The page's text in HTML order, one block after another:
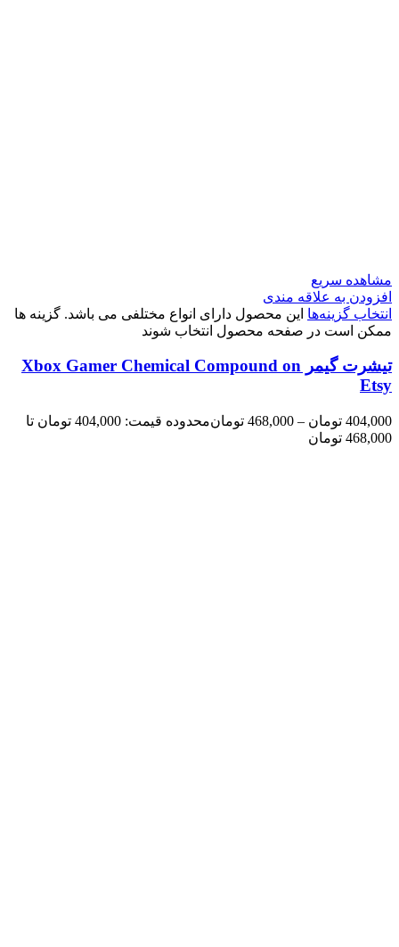
مشاهده سریع
افزودن به علاقه مندی
انتخاب گزینه‌ها این محصول دارای انواع مختلفی می باشد. گزینه ها
ممکن است در صفحه محصول انتخاب شوند
تیشرت گیمر Xbox Gamer Chemical Compound on
Etsy
404,000 تومان –
468,000 تومان
محدوده قیمت: 404,000 تومان تا
468,000 تومان